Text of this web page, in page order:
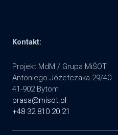
Kontakt:
Projekt MdM / Grupa MiŚOT
Antoniego Józefczaka 29/40
41-902 Bytom
prasa@misot.pl
+48 32 810 20 21